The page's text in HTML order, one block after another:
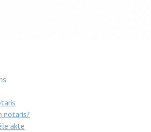
notaris?
akte